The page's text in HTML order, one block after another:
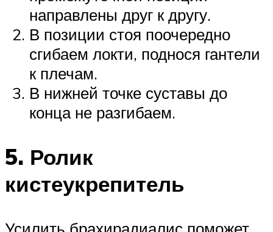
направлены друг к другу.
В позиции стоя поочередно
сгибаем локти, поднося гантели
к плечам.
В нижней точке суставы до
конца не разгибаем.
5. Ролик
кистеукрепитель